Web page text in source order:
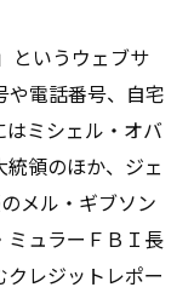
というウェブサ
や電話番号、自宅
ミシェル・オバ
領のほか、ジェ
メル・ギブソン
ミュラーＦＢＩ長
レジットレポー